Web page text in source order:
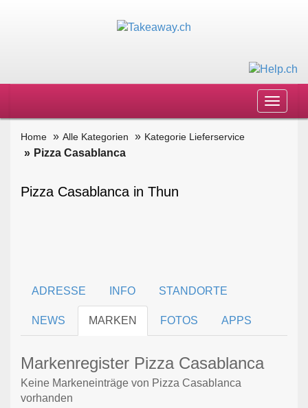
Toggle
Home Alle Kategorien Kategorie Lieferservice
Pizza Casablanca
Pizza Casablanca in Thun
ADRESSE INFO STANDORTE
NEWS MARKEN FOTOS APPS
Markenregister Pizza Casablanca
Keine Markeneinträge von Pizza Casablanca
vorhanden